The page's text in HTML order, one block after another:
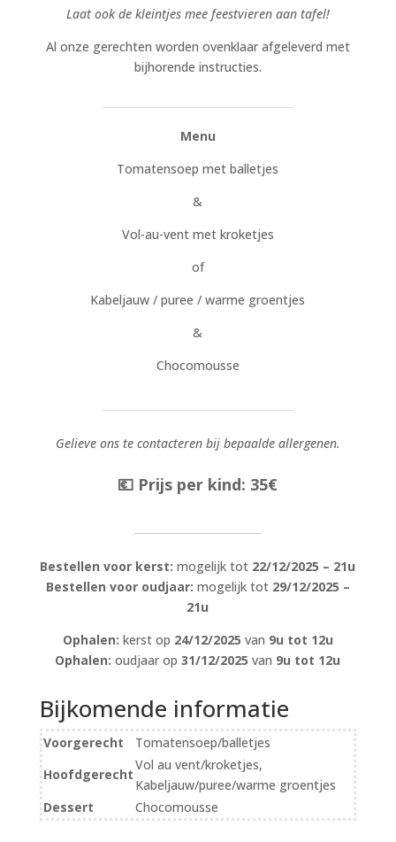
Laat ook de kleintjes mee feestvieren aan tafel!
Al onze gerechten worden ovenklaar afgeleverd met
bijhorende instructies.
Menu
Tomatensoep met balletjes
&
Vol-au-vent met kroketjes
of
Kabeljauw / puree / warme groentjes
&
Chocomousse
Gelieve ons te contacteren bij bepaalde allergenen.
💶 Prijs per kind: 35€
Bestellen voor kerst: mogelijk tot 22/12/2025 – 21u
Bestellen voor oudjaar: mogelijk tot 29/12/2025 –
21u
Ophalen: kerst op 24/12/2025 van 9u tot 12u
Ophalen: oudjaar op31/12/2025 van 9u tot 12u
Bijkomende informatie
Voorgerecht
Tomatensoep/balletjes
Hoofdgerecht
Vol au vent/kroketjes,
Kabeljauw/puree/warme groentjes
Dessert
Chocomousse